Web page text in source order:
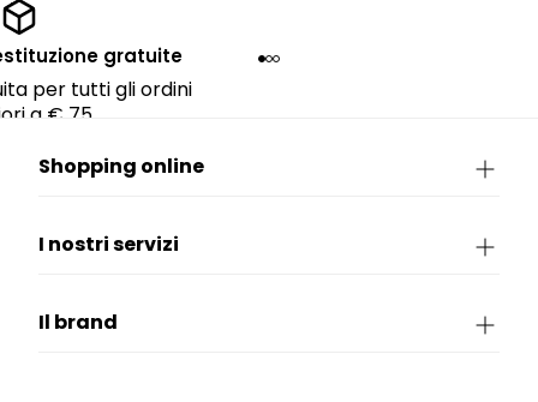
gratuite
per tutti gli ordini
a € 75.
Shopping online
I nostri servizi
Il brand